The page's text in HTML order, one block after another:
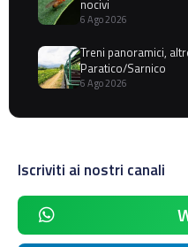
nocivi
6 Ago 2026
Treni panoramici,
Paratico/Sarnico
6 Ago 2026
Iscriviti ai nostri canali